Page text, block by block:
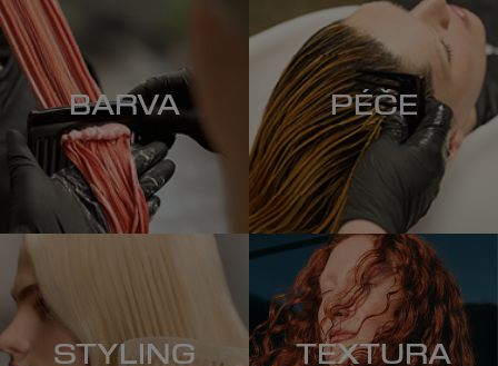
BARVA PÉČE
STYLING TEXTURA